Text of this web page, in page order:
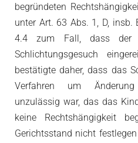
begründeten
unter Art. 63 Abs. 1, D, insb.
4.4 zum Fall, dass der
Schlichtungsgesuch
bestätigte daher, dass das
Verfahren um
unzulässig war, das das
keine Rechtshängigkeit
Gerichtsstand nicht